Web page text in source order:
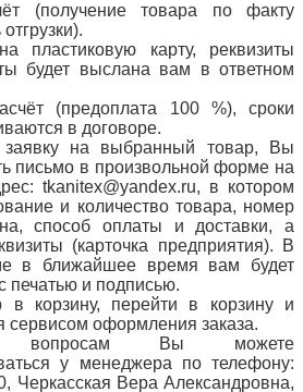
(получение товара по факту
пластиковую карту, реквизиты
будет выслана вам в ответном
(предоплата 100 %), сроки
в договоре.
заявку на выбранный товар, Вы
письмо в произвольной форме на
tkanitex@yandex.ru, в котором
и количество товара, номер
способ оплаты и доставки, а
(карточка предприятия). В
в ближайшее время вам будет
печатью и подписью.
в корзину, перейти в корзину и
сервисом оформления заказа.
Вы можете
у менеджера по телефону:
Черкасская Вера Александровна,